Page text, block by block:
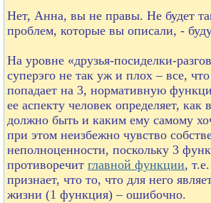
Нет, Анна, вы не правы. Не будет
проблем, которые вы описали, -
На уровне «друзья-посиделки-
суперэго не так уж и плох – все,
попадает на 3, нормативную
ее аспекту человек определяет, как
должно быть и каким ему самому
при этом неизбежно чувство
неполноценности, поскольку 3
противоречит главной функции,
признает, что то, что для него
жизни (1 функция) – ошибочно.